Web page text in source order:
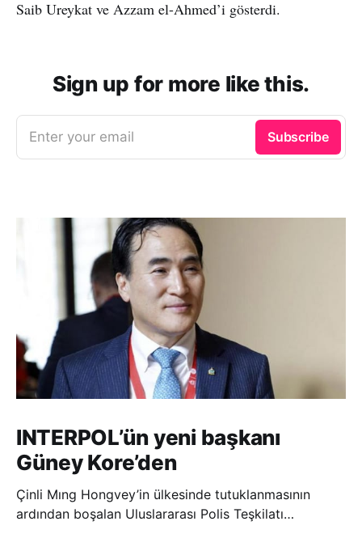
Saib Ureykat ve Azzam el-Ahmed’i gösterdi.
Sign up for more like this.
Enter your email Subscribe
INTERPOL’ün yeni başkanı
Güney Kore’den
Çinli Mıng Hongvey’in ülkesinde tutuklanmasının
ardından boşalan Uluslararası Polis Teşkilatı